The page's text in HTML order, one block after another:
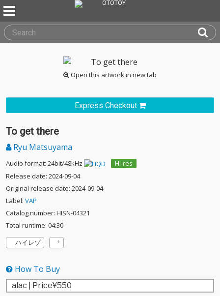
Open this artwork in new tab
Express Checkout
To get there
Ryu Matsuyama
Audio format: 24bit/48kHz
Hi-res
Release date: 2024-09-04
Original release date: 2024-09-04
Label: VAP
Catalog number: HISN-04321
Total runtime: 04:30
ハイレゾ
How To Buy